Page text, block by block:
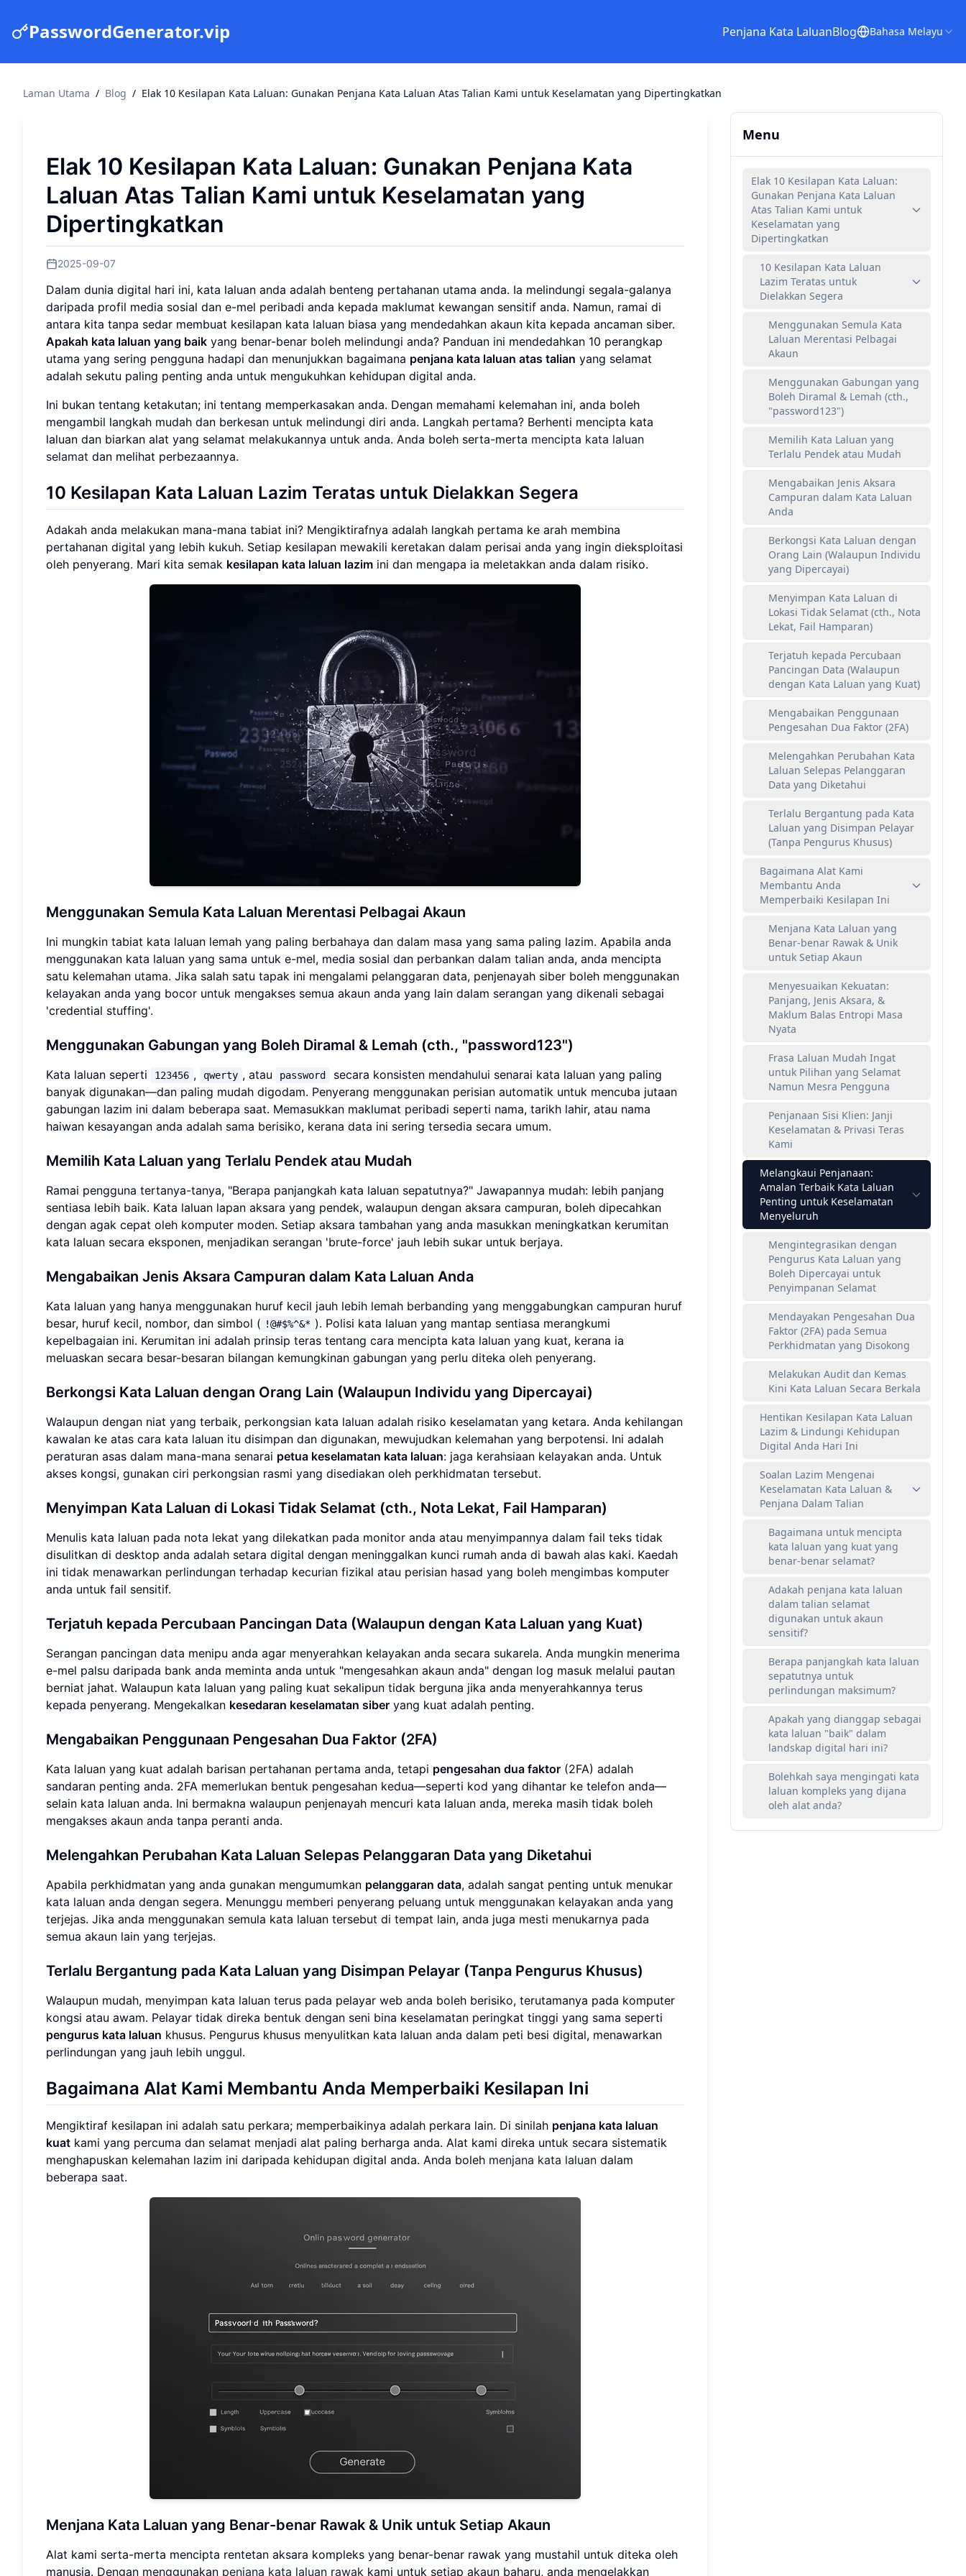
PasswordGenerator.vip Penjana Kata LaluanBlog Bahasa Melayu
Laman Utama / Blog / Elak 10 Kesilapan Kata Laluan: Gunakan Penjana Kata Laluan Atas Talian Kami untuk Keselamatan yang Dipertingkatkan
Elak 10 Kesilapan Kata Laluan: Gunakan Penjana Kata
Laluan Atas Talian Kami untuk Keselamatan yang
Dipertingkatkan
2025-09-07
Dalam dunia digital hari ini, kata laluan anda adalah benteng pertahanan utama anda. Ia melindungi segala-galanya
daripada profil media sosial dan e-mel peribadi anda kepada maklumat kewangan sensitif anda. Namun, ramai di
antara kita tanpa sedar membuat kesilapan kata laluan biasa yang mendedahkan akaun kita kepada ancaman siber.
Apakah kata laluan yang baik yang benar-benar boleh melindungi anda? Panduan ini mendedahkan 10 perangkap
utama yang sering pengguna hadapi dan menunjukkan bagaimana penjana kata laluan atas talian yang selamat
adalah sekutu paling penting anda untuk mengukuhkan kehidupan digital anda.
Ini bukan tentang ketakutan; ini tentang memperkasakan anda. Dengan memahami kelemahan ini, anda boleh
mengambil langkah mudah dan berkesan untuk melindungi diri anda. Langkah pertama? Berhenti mencipta kata
laluan dan biarkan alat yang selamat melakukannya untuk anda. Anda boleh serta-merta mencipta kata laluan
selamat dan melihat perbezaannya.
10 Kesilapan Kata Laluan Lazim Teratas untuk Dielakkan Segera
Adakah anda melakukan mana-mana tabiat ini? Mengiktirafnya adalah langkah pertama ke arah membina
pertahanan digital yang lebih kukuh. Setiap kesilapan mewakili keretakan dalam perisai anda yang ingin dieksploitasi
oleh penyerang. Mari kita semak kesilapan kata laluan lazim ini dan mengapa ia meletakkan anda dalam risiko.
Menggunakan Semula Kata Laluan Merentasi Pelbagai Akaun
Ini mungkin tabiat kata laluan lemah yang paling berbahaya dan dalam masa yang sama paling lazim. Apabila anda
menggunakan kata laluan yang sama untuk e-mel, media sosial dan perbankan dalam talian anda, anda mencipta
satu kelemahan utama. Jika salah satu tapak ini mengalami pelanggaran data, penjenayah siber boleh menggunakan
kelayakan anda yang bocor untuk mengakses semua akaun anda yang lain dalam serangan yang dikenali sebagai
'credential stuffing'.
Menggunakan Gabungan yang Boleh Diramal & Lemah (cth., "password123")
Kata laluan seperti 123456 , qwerty , atau password
secara konsisten mendahului senarai kata laluan yang paling
banyak digunakan—dan paling mudah digodam. Penyerang menggunakan perisian automatik untuk mencuba jutaan
gabungan lazim ini dalam beberapa saat. Memasukkan maklumat peribadi seperti nama, tarikh lahir, atau nama
haiwan kesayangan anda adalah sama berisiko, kerana data ini sering tersedia secara umum.
Memilih Kata Laluan yang Terlalu Pendek atau Mudah
Ramai pengguna tertanya-tanya, "Berapa panjangkah kata laluan sepatutnya?" Jawapannya mudah: lebih panjang
sentiasa lebih baik. Kata laluan lapan aksara yang pendek, walaupun dengan aksara campuran, boleh dipecahkan
dengan agak cepat oleh komputer moden. Setiap aksara tambahan yang anda masukkan meningkatkan kerumitan
kata laluan secara eksponen, menjadikan serangan 'brute-force' jauh lebih sukar untuk berjaya.
Mengabaikan Jenis Aksara Campuran dalam Kata Laluan Anda
Kata laluan yang hanya menggunakan huruf kecil jauh lebih lemah berbanding yang menggabungkan campuran huruf
besar, huruf kecil, nombor, dan simbol ( !@#$%^&* ). Polisi kata laluan yang mantap sentiasa merangkumi
kepelbagaian ini. Kerumitan ini adalah prinsip teras tentang cara mencipta kata laluan yang kuat, kerana ia
meluaskan secara besar-besaran bilangan kemungkinan gabungan yang perlu diteka oleh penyerang.
Berkongsi Kata Laluan dengan Orang Lain (Walaupun Individu yang Dipercayai)
Walaupun dengan niat yang terbaik, perkongsian kata laluan adalah risiko keselamatan yang ketara. Anda kehilangan
kawalan ke atas cara kata laluan itu disimpan dan digunakan, mewujudkan kelemahan yang berpotensi. Ini adalah
peraturan asas dalam mana-mana senarai petua keselamatan kata laluan: jaga kerahsiaan kelayakan anda. Untuk
akses kongsi, gunakan ciri perkongsian rasmi yang disediakan oleh perkhidmatan tersebut.
Menyimpan Kata Laluan di Lokasi Tidak Selamat (cth., Nota Lekat, Fail Hamparan)
Menulis kata laluan pada nota lekat yang dilekatkan pada monitor anda atau menyimpannya dalam fail teks tidak
disulitkan di desktop anda adalah setara digital dengan meninggalkan kunci rumah anda di bawah alas kaki. Kaedah
ini tidak menawarkan perlindungan terhadap kecurian fizikal atau perisian hasad yang boleh mengimbas komputer
anda untuk fail sensitif.
Terjatuh kepada Percubaan Pancingan Data (Walaupun dengan Kata Laluan yang Kuat)
Serangan pancingan data menipu anda agar menyerahkan kelayakan anda secara sukarela. Anda mungkin menerima
e-mel palsu daripada bank anda meminta anda untuk "mengesahkan akaun anda" dengan log masuk melalui pautan
berniat jahat. Walaupun kata laluan yang paling kuat sekalipun tidak berguna jika anda menyerahkannya terus
kepada penyerang. Mengekalkan kesedaran keselamatan siber yang kuat adalah penting.
Mengabaikan Penggunaan Pengesahan Dua Faktor (2FA)
Kata laluan yang kuat adalah barisan pertahanan pertama anda, tetapi pengesahan dua faktor (2FA) adalah
sandaran penting anda. 2FA memerlukan bentuk pengesahan kedua—seperti kod yang dihantar ke telefon anda—
selain kata laluan anda. Ini bermakna walaupun penjenayah mencuri kata laluan anda, mereka masih tidak boleh
mengakses akaun anda tanpa peranti anda.
Melengahkan Perubahan Kata Laluan Selepas Pelanggaran Data yang Diketahui
Apabila perkhidmatan yang anda gunakan mengumumkan pelanggaran data, adalah sangat penting untuk menukar
kata laluan anda dengan segera. Menunggu memberi penyerang peluang untuk menggunakan kelayakan anda yang
terjejas. Jika anda menggunakan semula kata laluan tersebut di tempat lain, anda juga mesti menukarnya pada
semua akaun lain yang terjejas.
Terlalu Bergantung pada Kata Laluan yang Disimpan Pelayar (Tanpa Pengurus Khusus)
Walaupun mudah, menyimpan kata laluan terus pada pelayar web anda boleh berisiko, terutamanya pada komputer
kongsi atau awam. Pelayar tidak direka bentuk dengan seni bina keselamatan peringkat tinggi yang sama seperti
pengurus kata laluan khusus. Pengurus khusus menyulitkan kata laluan anda dalam peti besi digital, menawarkan
perlindungan yang jauh lebih unggul.
Bagaimana Alat Kami Membantu Anda Memperbaiki Kesilapan Ini
Mengiktiraf kesilapan ini adalah satu perkara; memperbaikinya adalah perkara lain. Di sinilah penjana kata laluan
kuat kami yang percuma dan selamat menjadi alat paling berharga anda. Alat kami direka untuk secara sistematik
menghapuskan kelemahan lazim ini daripada kehidupan digital anda. Anda boleh menjana kata laluan dalam
beberapa saat.
Menjana Kata Laluan yang Benar-benar Rawak & Unik untuk Setiap Akaun
Alat kami serta-merta mencipta rentetan aksara kompleks yang benar-benar rawak yang mustahil untuk diteka oleh
manusia. Dengan menggunakan penjana kata laluan rawak kami untuk setiap akaun baharu, anda mengelakkan
Menu
Elak 10 Kesilapan Kata Laluan:
Gunakan Penjana Kata Laluan
Atas Talian Kami untuk
Keselamatan yang
Dipertingkatkan
10 Kesilapan Kata Laluan
Lazim Teratas untuk
Dielakkan Segera
Menggunakan Semula Kata
Laluan Merentasi Pelbagai
Akaun
Menggunakan Gabungan yang
Boleh Diramal & Lemah (cth.,
"password123")
Memilih Kata Laluan yang
Terlalu Pendek atau Mudah
Mengabaikan Jenis Aksara
Campuran dalam Kata Laluan
Anda
Berkongsi Kata Laluan dengan
Orang Lain (Walaupun Individu
yang Dipercayai)
Menyimpan Kata Laluan di
Lokasi Tidak Selamat (cth., Nota
Lekat, Fail Hamparan)
Terjatuh kepada Percubaan
Pancingan Data (Walaupun
dengan Kata Laluan yang Kuat)
Mengabaikan Penggunaan
Pengesahan Dua Faktor (2FA)
Melengahkan Perubahan Kata
Laluan Selepas Pelanggaran
Data yang Diketahui
Terlalu Bergantung pada Kata
Laluan yang Disimpan Pelayar
(Tanpa Pengurus Khusus)
Bagaimana Alat Kami
Membantu Anda
Memperbaiki Kesilapan Ini
Menjana Kata Laluan yang
Benar-benar Rawak & Unik
untuk Setiap Akaun
Menyesuaikan Kekuatan:
Panjang, Jenis Aksara, &
Maklum Balas Entropi Masa
Nyata
Frasa Laluan Mudah Ingat
untuk Pilihan yang Selamat
Namun Mesra Pengguna
Penjanaan Sisi Klien: Janji
Keselamatan & Privasi Teras
Kami
Melangkaui Penjanaan:
Amalan Terbaik Kata Laluan
Penting untuk Keselamatan
Menyeluruh
Mengintegrasikan dengan
Pengurus Kata Laluan yang
Boleh Dipercayai untuk
Penyimpanan Selamat
Mendayakan Pengesahan Dua
Faktor (2FA) pada Semua
Perkhidmatan yang Disokong
Melakukan Audit dan Kemas
Kini Kata Laluan Secara Berkala
Hentikan Kesilapan Kata Laluan
Lazim & Lindungi Kehidupan
Digital Anda Hari Ini
Soalan Lazim Mengenai
Keselamatan Kata Laluan &
Penjana Dalam Talian
Bagaimana untuk mencipta
kata laluan yang kuat yang
benar-benar selamat?
Adakah penjana kata laluan
dalam talian selamat
digunakan untuk akaun
sensitif?
Berapa panjangkah kata laluan
sepatutnya untuk
perlindungan maksimum?
Apakah yang dianggap sebagai
kata laluan "baik" dalam
landskap digital hari ini?
Bolehkah saya mengingati kata
laluan kompleks yang dijana
oleh alat anda?